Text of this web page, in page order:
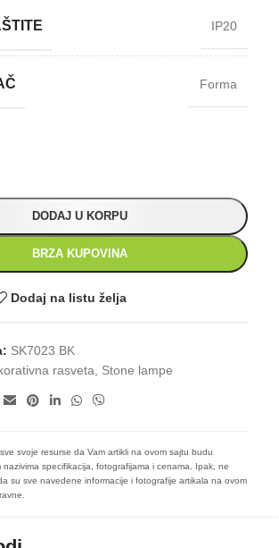
IP20
Forma
DODAJ U KORPU
BRZA KUPOVINA
Dodaj na listu želja
SK7023 BK
rasveta Stone lampe
svoje resurse da Vam artikli na ovom sajtu budu
nazivima specifikacija, fotografijama i cenama. Ipak, ne
su sve navedene informacije i fotografije artikala na ovom